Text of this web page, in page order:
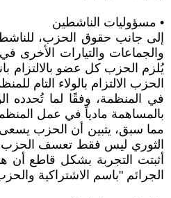
• مسؤوليات الناشطين
إلى جانب حقوق الحزب،
والجماعات والتيارات الأخرى
يُلزم الحزب كل عضو بالالتزام
الحزب الالتزام بالولاء
في المنظمة، وفقًا لما
بالمساهمة مادياً في عمل
مما سبق، يتبين أن الحزب يسعى
الثوري ليس فقط تعسف الحزب
أثبتت التجربة بشكل قاطع أن
الجرائم "باسم الاشتراكية